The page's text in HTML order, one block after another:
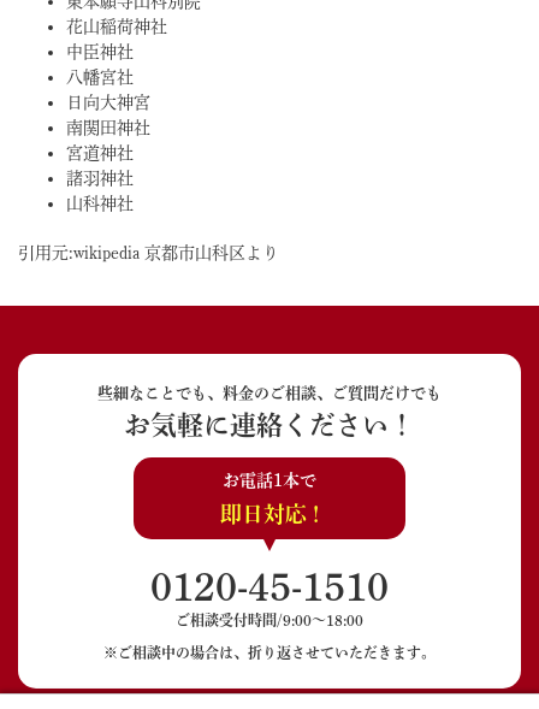
花山稲荷神社
中臣神社
八幡宮社
日向大神宮
南関田神社
宮道神社
諸羽神社
山科神社
引用元:wikipedia 京都市山科区より
些細なことでも、料金のご相談、ご質問だけでも
お気軽に連絡ください！
お電話1本で
即日対応 !
0120-45-1510
ご相談受付時間/9:00〜18:00
※ご相談中の場合は、折り返させていただきます。